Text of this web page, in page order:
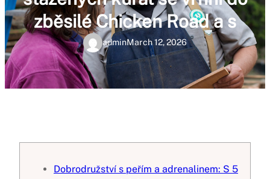
zběsilé Chicken Road a s
adminMarch 12, 2026
Dobrodružství s peřím a adrenalinem: S 5